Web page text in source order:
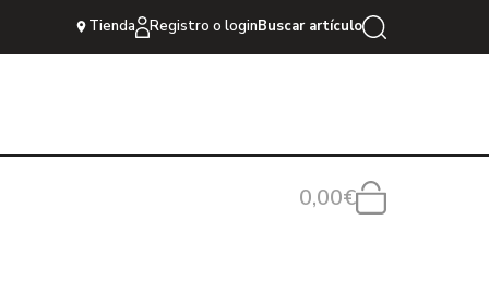
Tienda Registro o loginBuscar artículo
0,00€